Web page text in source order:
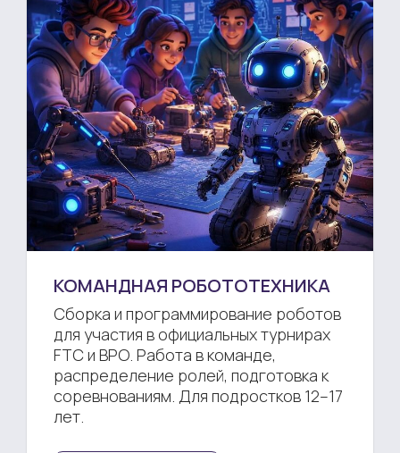
КОМАНДНАЯ РОБОТОТЕХНИКА
Сборка и программирование роботов
для участия в официальных турнирах
FTC и ВРО. Работа в команде,
распределение ролей, подготовка к
соревнованиям. Для подростков 12–17
лет.